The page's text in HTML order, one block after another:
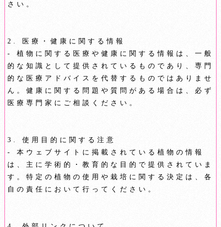
さい。
2. 医療・健康に関する情報
- 植物に関する医療や健康に関する情報は、一般
的な知識として提供されているものであり、専門
的な医療アドバイスを代替するものではありませ
ん。健康に関する問題や質問がある場合は、必ず
医療専門家にご相談ください。
3. 使用目的に関する注意
- 本ウェブサイトに掲載されている植物の情報
は、主に学術的・教育的な目的で提供されていま
す。特定の植物の使用や栽培に関する決定は、各
自の責任において行ってください。